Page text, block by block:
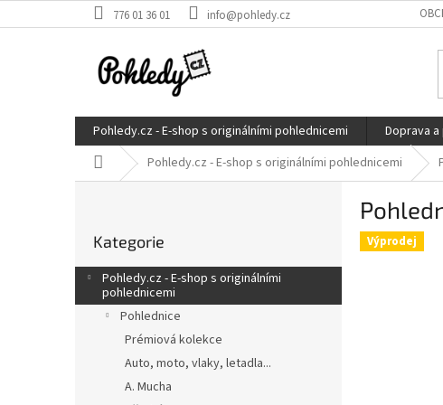
na
776 01 36 01 info@pohledy.cz
Pohledy.cz - E-shop s originálními pohlednicemi Doprava
Domů Pohledy.cz - E-shop s originálními pohlednicemi
r
n
kategorie
Kategorie
Pohledy.cz - E-shop s originálními
pohlednicemi
Pohlednice
Prémiová kolekce
Auto, moto, vlaky, letadla...
A. Mucha
Výprodej